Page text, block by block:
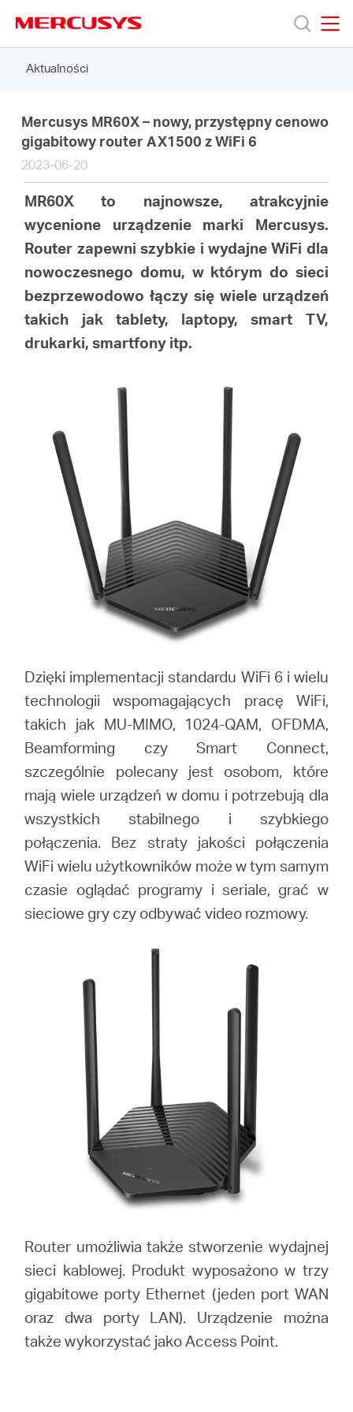
navigation
Produkty
Wsparcie
Aktualności
Mercusys MR60X – nowy, przystępny cenowo
gigabitowy router AX1500 z WiFi 6
2023-06-20
MR60X to najnowsze, atrakcyjnie
wycenione urządzenie marki Mercusys.
Router zapewni szybkie i wydajne WiFi dla
nowoczesnego domu, w którym do sieci
bezprzewodowo łączy się wiele urządzeń
takich jak tablety, laptopy, smart TV,
drukarki, smartfony itp.
Dzięki implementacji standardu WiFi 6 i wielu
technologii wspomagających pracę WiFi,
takich jak MU-MIMO, 1024-QAM, OFDMA,
Beamforming czy Smart Connect,
szczególnie polecany jest osobom, które
mają wiele urządzeń w domu i potrzebują dla
wszystkich stabilnego i szybkiego
połączenia. Bez straty jakości połączenia
WiFi wielu użytkowników może w tym samym
czasie oglądać programy i seriale, grać w
sieciowe gry czy odbywać video rozmowy.
Router umożliwia także stworzenie wydajnej
sieci kablowej. Produkt wyposażono w trzy
gigabitowe porty Ethernet (jeden port WAN
oraz dwa porty LAN). Urządzenie można
także wykorzystać jako Access Point.